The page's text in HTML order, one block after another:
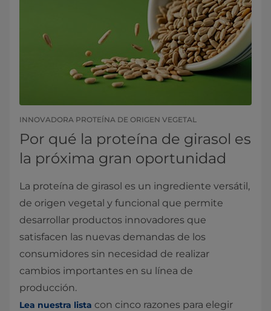
INNOVADORA PROTEÍNA DE ORIGEN VEGETAL
Por qué la proteína de girasol es
la próxima gran oportunidad
La proteína de girasol es un ingrediente versátil,
de origen vegetal y funcional que permite
desarrollar productos innovadores que
satisfacen las nuevas demandas de los
consumidores sin necesidad de realizar
cambios importantes en su línea de
producción.
Lea nuestra lista con cinco razones para elegir